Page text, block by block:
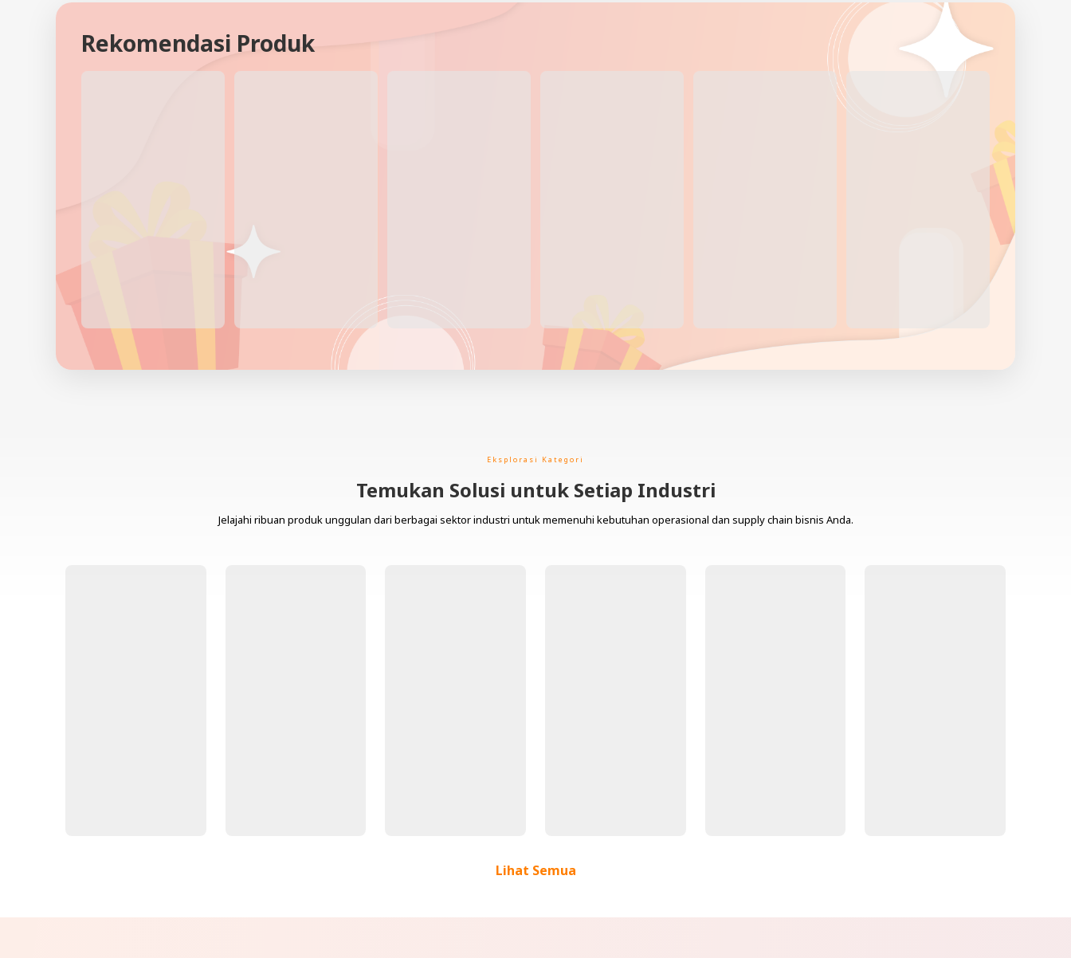
Rekomendasi Produk
Eksplorasi Kategori
Temukan Solusi untuk Setiap Industri
Jelajahi ribuan produk unggulan dari berbagai sektor industri untuk memenuhi kebutuhan operasional dan supply chain bisnis Anda.
Lihat Semua